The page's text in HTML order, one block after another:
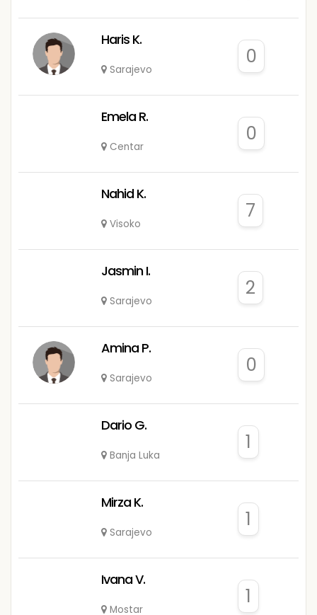
Haris K.
Sarajevo
0
Emela R.
Centar
0
Nahid K.
Visoko
7
Jasmin I.
Sarajevo
2
Amina P.
Sarajevo
0
Dario G.
Banja Luka
1
Mirza K.
Sarajevo
1
Ivana V.
Mostar
1